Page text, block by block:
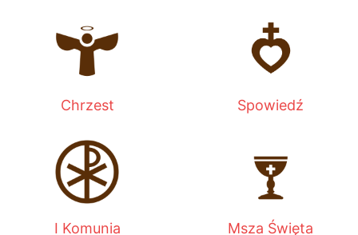
Chrzest Spowiedź
I Komunia Msza Święta